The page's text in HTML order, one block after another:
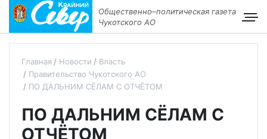
Общественно–политическая газета
Чукотского АО
Главная Новости
Власть
Правительство Чукотского АО
ПО ДАЛЬНИМ СЁЛАМ С ОТЧЁТОМ
ПО ДАЛЬНИМ СЁЛАМ С
ОТЧЁТОМ